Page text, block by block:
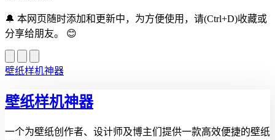
🔔 本网页随时添加和更新中，为方便使用，请(Ctrl+D)收藏或
分享给朋友。 😊
壁纸样机神器
壁纸样机神器
一个为壁纸创作者、设计师及博主们提供一款高效便捷的壁纸